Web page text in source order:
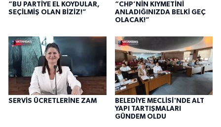
“BU PARTİYE EL KOYDULAR,
SEÇİLMİŞ OLAN BİZİZ!”
“CHP’NİN KIYMETİNİ
ANLADIĞINIZDA BELKİ GEÇ
OLACAK!”
SERVİS ÜCRETLERİNE ZAM
BELEDİYE MECLİSİ'NDE ALT
YAPI TARTIŞMALARI
GÜNDEM OLDU